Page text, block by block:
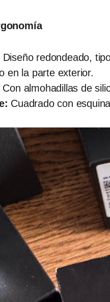
Diseño redondeado,
en la parte exterior.
Con almohadillas de
Cuadrado con